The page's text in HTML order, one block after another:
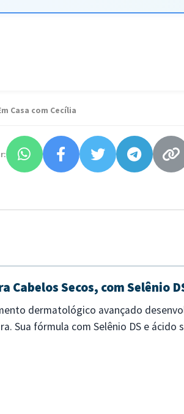
Casa com Cecília
Cabelos Secos, com Selênio
dermatológico avançado
Sua fórmula com Selênio DS e ácido